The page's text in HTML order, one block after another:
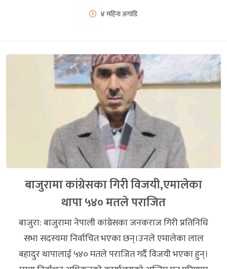
४ महिना अगाडि
बाजुरामा कांग्रेसका गिरी विजयी,एमालेका
थापा ५४० मतले पराजित
बाजुरा: बाजुरामा नेपाली कांग्रेसका जनकराज गिरी प्रतिनिधि
सभा सदस्यमा निर्वाचित भएका छन्।उनले एमालेका लाल
बहादुर थापालाई ५४० मतले पराजित गर्दै विजयी भएका हुन्।